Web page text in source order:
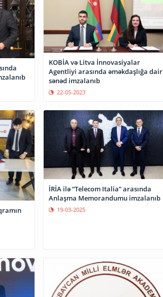
KOBİA və Litva İnnovasiyalar
Agentliyi arasında əməkdaşlığa dair
sənəd imzalanıb
22-05-2023
İRİA ilə “Telecom Italia” arasında
Anlaşma Memorandumu imzalanıb
19-03-2025